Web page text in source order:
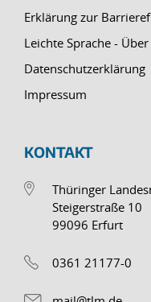
Erklärung zur
Leichte Sprache -
Datenschutzerklärung
Impressum
KONTAKT
Thüringer
Steigerstraße 10
99096 Erfurt
0361 21177-0